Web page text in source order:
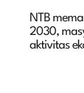
NTB
2030,
aktivitas